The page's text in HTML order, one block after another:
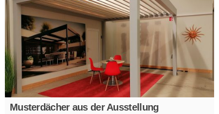
Musterdächer aus der Ausstellung